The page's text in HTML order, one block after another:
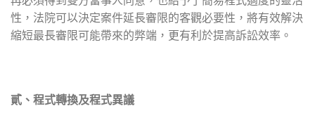
性，法院可以決定案件延長審限的客觀必要性，將有效解決
縮短最長審限可能帶來的弊端，更有利於提高訴訟效率。
貳、程式轉換及程式異議